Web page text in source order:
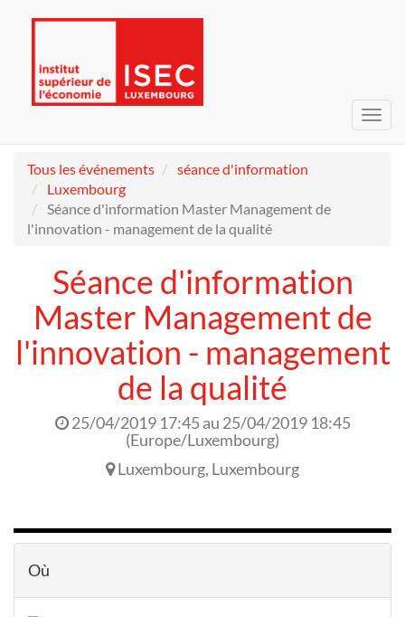
Tous les événements
séance d'information
Luxembourg
Séance d'information Master Management de
l'innovation - management de la qualité
Séance d'information
Master Management de
l'innovation - management
de la qualité
25/04/2019 17:45au 25/04/2019 18:45
(Europe/Luxembourg)
Luxembourg, Luxembourg
Où